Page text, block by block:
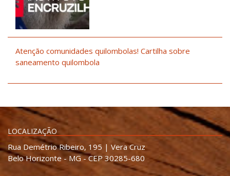
Atenção comunidades quilombolas! Cartilha sobre
saneamento quilombola
LOCALIZAÇÃO
Rua Demétrio Ribeiro, 195 | Vera Cruz
Belo Horizonte - MG - CEP 30285-680